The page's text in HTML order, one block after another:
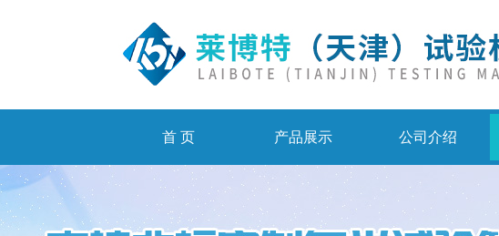
首 页 产品展示 公司介绍